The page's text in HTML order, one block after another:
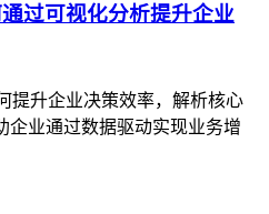
过可视化分析提升企业
提升企业决策效率，解析核心
企业通过数据驱动实现业务增